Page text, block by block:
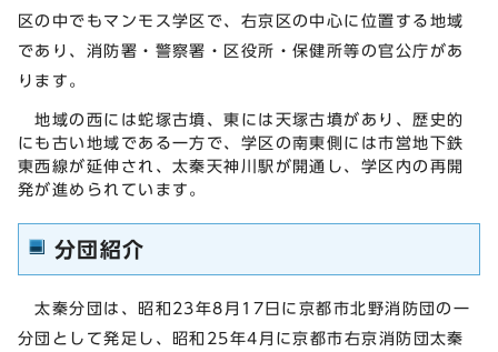
区の中でもマンモス学区で、右京区の中心に位置する地域
であり、消防署・警察署・区役所・保健所等の官公庁があ
ります。
地域の西には蛇塚古墳、東には天塚古墳があり、歴史的
にも古い地域である一方で、学区の南東側には市営地下鉄
東西線が延伸され、太秦天神川駅が開通し、学区内の再開
発が進められています。
分団紹介
太秦分団は、昭和23年8月17日に京都市北野消防団の一
分団として発足し、昭和25年4月に京都市右京消防団太秦